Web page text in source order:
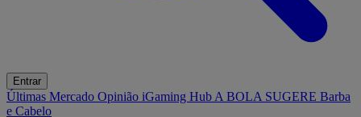
Entrar
Últimas Mercado Opinião iGaming Hub A BOLA SUGERE Barba
e Cabelo